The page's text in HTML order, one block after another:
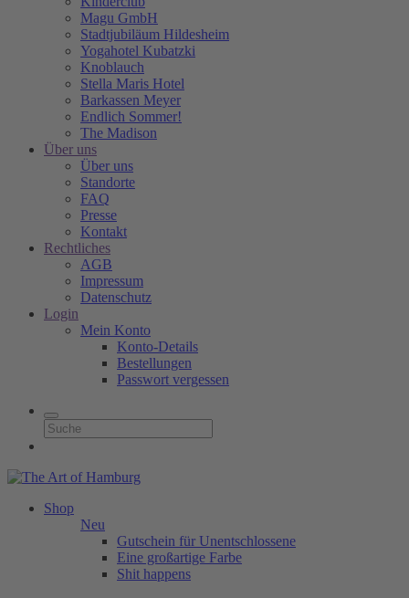
Magu GmbH
Stadtjubiläum Hildesheim
Yogahotel Kubatzki
Knoblauch
Stella Maris Hotel
Barkassen Meyer
Endlich Sommer!
The Madison
Über uns
Über uns
Standorte
FAQ
Presse
Kontakt
Rechtliches
AGB
Impressum
Datenschutz
Login
Mein Konto
Konto-Details
Bestellungen
Passwort vergessen
Shop
Neu
Gutschein für Unentschlossene
Eine großartige Farbe
Shit happens